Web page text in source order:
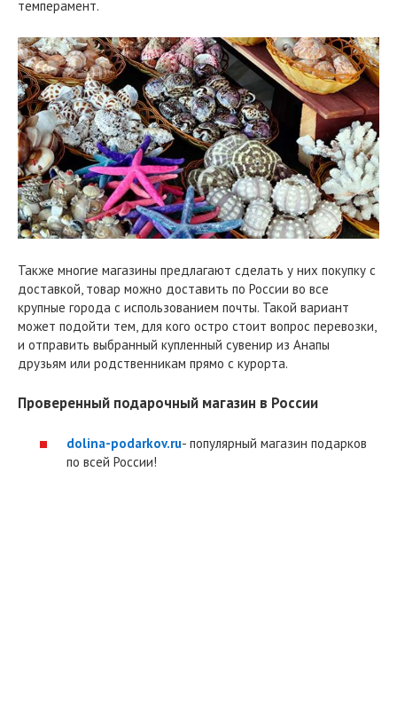
темперамент.
Также многие магазины предлагают сделать у них покупку с
доставкой, товар можно доставить по России во все
крупные города с использованием почты. Такой вариант
может подойти тем, для кого остро стоит вопрос перевозки,
и отправить выбранный купленный сувенир из Анапы
друзьям или родственникам прямо с курорта.
Проверенный подарочный магазин в России
dolina-podarkov.ru- популярный магазин подарков
по всей России!